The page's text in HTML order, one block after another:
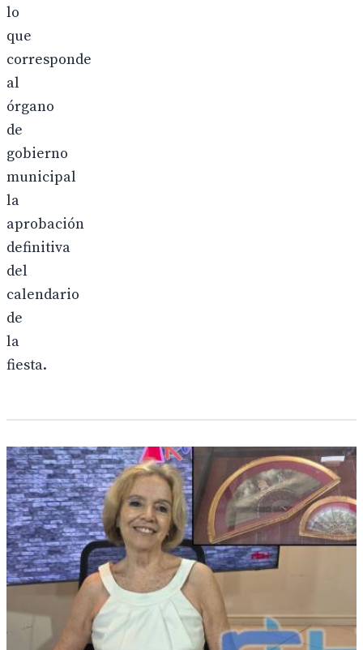
lo
que
corresponde
al
órgano
de
gobierno
municipal
la
aprobación
definitiva
del
calendario
de
la
fiesta.